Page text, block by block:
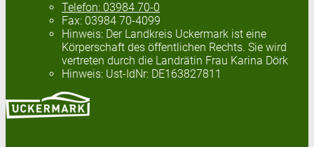
Telefon: 03984 70-0
Fax: 03984 70-4099
Hinweis: Der Landkreis Uckermark ist eine
Körperschaft des öffentlichen Rechts. Sie wird
vertreten durch die Landrätin Frau Karina Dörk
Hinweis: Ust-IdNr: DE163827811